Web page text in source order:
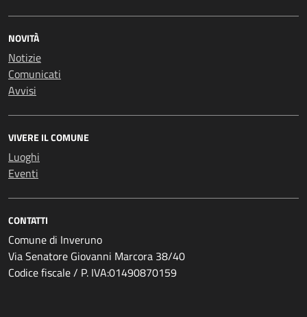
NOVITÀ
Notizie
Comunicati
Avvisi
VIVERE IL COMUNE
Luoghi
Eventi
CONTATTI
Comune di Inveruno
Via Senatore Giovanni Marcora 38/40
Codice fiscale / P. IVA:01490870159